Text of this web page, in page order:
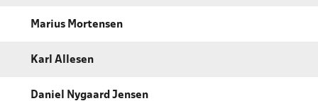
Marius Mortensen
Karl Allesen
Daniel Nygaard Jensen